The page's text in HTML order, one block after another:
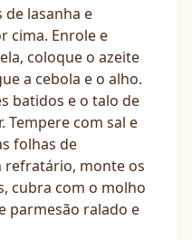
de lasanha e
cima. Enrole e
coloque o azeite
a cebola e o alho.
batidos e o talo de
Tempere com sal e
folhas de
refratário, monte os
cubra com o molho
parmesão ralado e